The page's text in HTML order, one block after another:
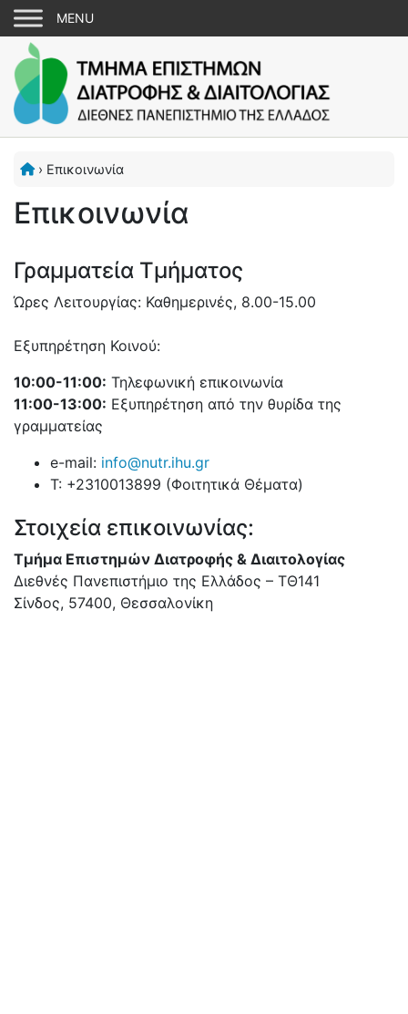
› Επικοινωνία
Επικοινωνία
Γραμματεία Τμήματος
Ώρες Λειτουργίας: Καθημερινές, 8.00-15.00
Εξυπηρέτηση Κοινού:
10:00-11:00: Τηλεφωνική επικοινωνία
11:00-13:00: Εξυπηρέτηση από την θυρίδα της
γραμματείας
e-mail: info@nutr.ihu.gr
T: +2310013899 (Φοιτητικά Θέματα)
Στοιχεία επικοινωνίας:
Τμήμα Επιστημών Διατροφής & Διαιτολογίας
Διεθνές Πανεπιστήμιο της Ελλάδος – ΤΘ141
Σίνδος, 57400, Θεσσαλονίκη